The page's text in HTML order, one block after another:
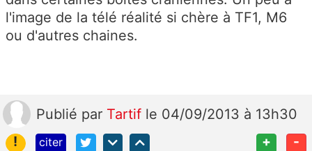
l'image de la télé réalité si chère à TF1, M6
ou d'autres chaines.
Publié par Tartif le 04/09/2013 à 13h30
!
citer + -